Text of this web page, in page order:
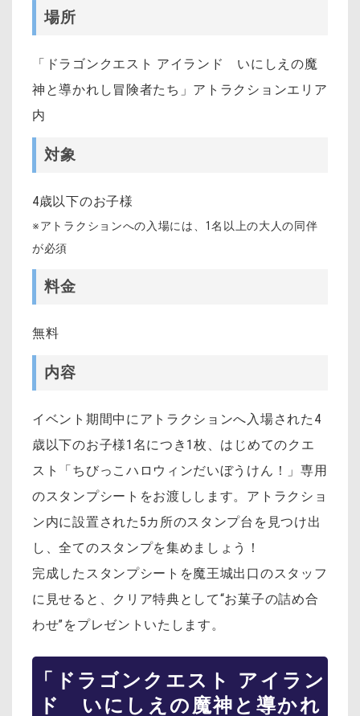
場所
「ドラゴンクエスト アイランド いにしえの魔
神と導かれし冒険者たち」アトラクションエリア
内
対象
4歳以下のお子様
※アトラクションへの入場には、 1名以上の大人の同伴
が必須
料金
無料
内容
イベント期間中にアトラクションへ入場された4
歳以下のお子様1名につき1枚、はじめてのクエ
スト「ちびっこハロウィンだいぼうけん！」専用
のスタンプシートをお渡しします。アトラクショ
ン内に設置された5カ所のスタンプ台を見つけ出
し、全てのスタンプを集めましょう！
完成したスタンプシートを魔王城出口のスタッフ
に見せると、クリア特典として“お菓子の詰め合
わせ”をプレゼントいたします。
「ドラゴンクエスト アイラン
ド いにしえの魔神と導かれ